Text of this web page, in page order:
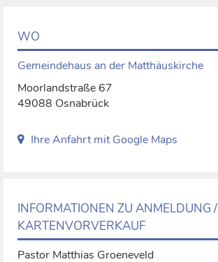
WO
Gemeindehaus an der Matthäuskirche
Moorlandstraße 67
49088 Osnabrück
Ihre Anfahrt mit Google Maps
INFORMATIONEN ZU ANMELDUNG /
KARTENVORVERKAUF
Pastor Matthias Groeneveld